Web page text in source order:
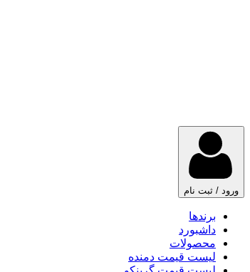
ورود / ثبت نام
برندها
داشبورد
محصولات
لیست قیمت دمنده